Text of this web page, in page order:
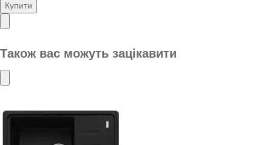
Купити
Також вас можуть зацікавити